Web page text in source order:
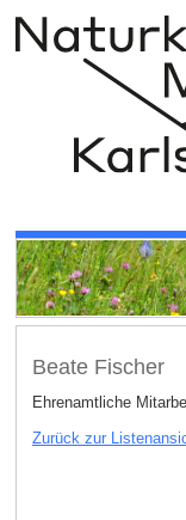
Beate Fischer
Ehrenamtliche
Zurück zur